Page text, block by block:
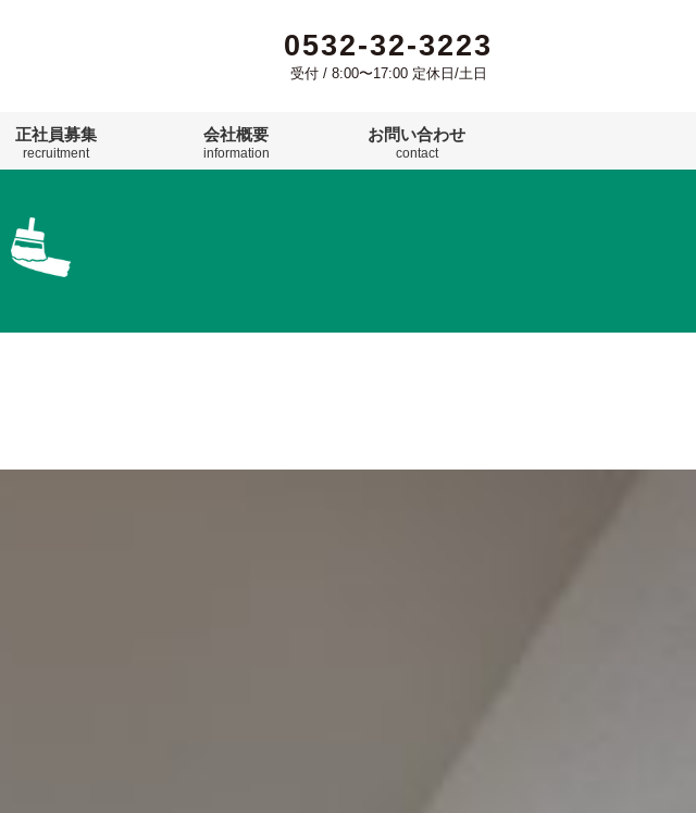
0532-32-3223
受付 / 8:00〜17:00 定休日/土日
正社員募集
recruitment
会社概要
information
お問い合わせ
contact